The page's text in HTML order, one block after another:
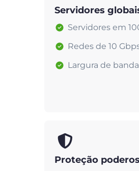
Servidores
Servidores em
Redes de 10
Largura de
Proteção